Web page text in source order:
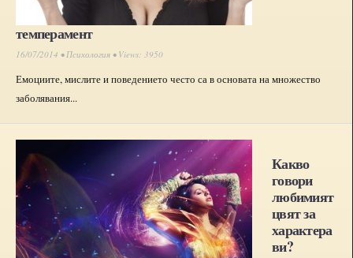
темперамент
16/07/2014 •Психология • Views: 3950
Емоциите, мислите и поведението често са в основата на множество
заболявания...
Какво
говори
любимият
цвят за
характера
ви?